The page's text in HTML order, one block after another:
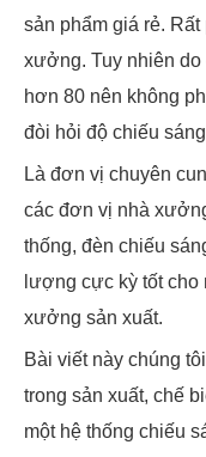
sản phẩm giá rẻ.
xưởng. Tuy nhiên do
hơn 80 nên không
đòi hỏi độ chiếu
Là đơn vị chuyên
các đơn vị nhà
thống, đèn chiếu
lượng cực kỳ tốt
xưởng sản xuất.
Bài viết này chúng
trong sản xuất, chế
một hệ thống chiếu